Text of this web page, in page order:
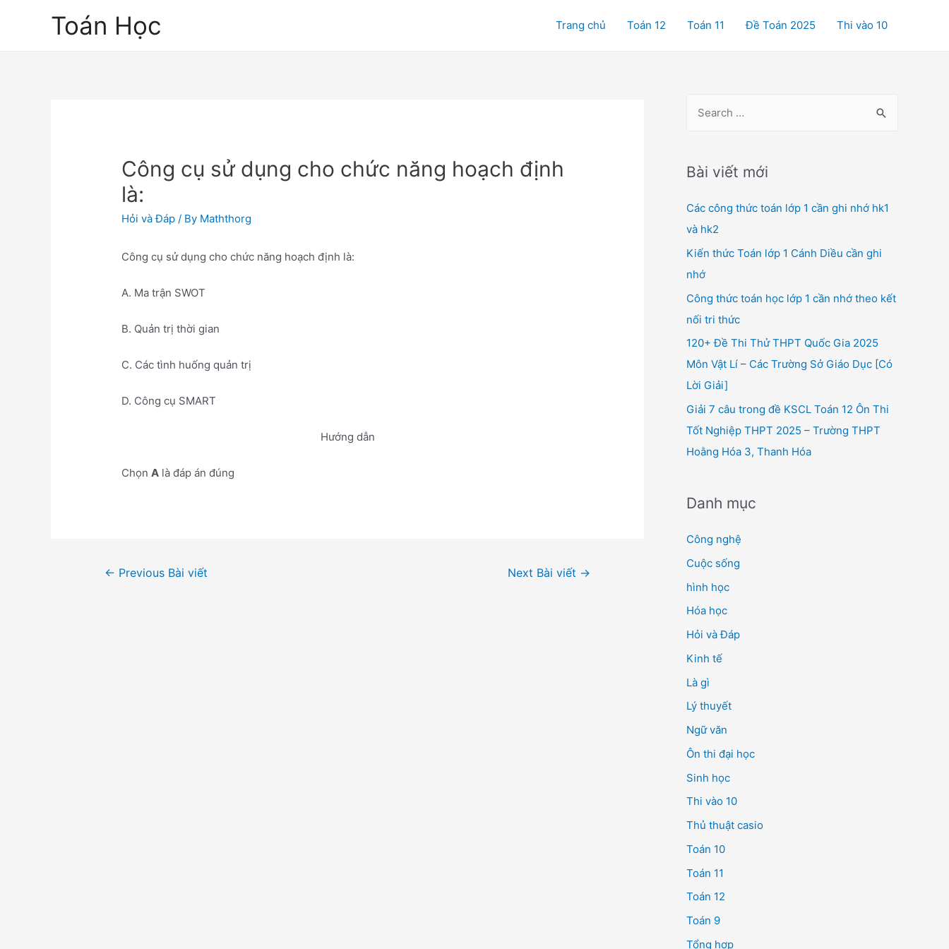
Toán Học Trang chủ Toán 12 Toán 11 Đề Toán 2025 Thi vào 10
Công cụ sử dụng cho chức năng hoạch định
là:
Hỏi và Đáp / By Maththorg
Công cụ sử dụng cho chức năng hoạch định là:
A. Ma trận SWOT
B. Quản trị thời gian
C. Các tình huống quản trị
D. Công cụ SMART
Hướng dẫn
ChọnA là đáp án đúng
Điều← Previous Bài viết Next Bài viết →
r
h
f
o
r
:
Bài viết mới
Các công thức toán lớp 1 cần ghi nhớ hk1
và hk2
Kiến thức Toán lớp 1 Cánh Diều cần ghi
nhớ
Công thức toán học lớp 1 cần nhớ theo kết
nối tri thức
120+ Đề Thi Thử THPT Quốc Gia 2025
Môn Vật Lí – Các Trường Sở Giáo Dục [Có
Lời Giải]
Giải 7 câu trong đề KSCL Toán 12 Ôn Thi
Tốt Nghiệp THPT 2025 – Trường THPT
Hoằng Hóa 3, Thanh Hóa
Danh mục
Công nghệ
Cuộc sống
hình học
Hóa học
Hỏi và Đáp
Kinh tế
Là gì
Lý thuyết
Ngữ văn
Ôn thi đại học
Sinh học
Thi vào 10
Thủ thuật casio
Toán 10
Toán 11
Toán 12
Toán 9
Tổng hợp